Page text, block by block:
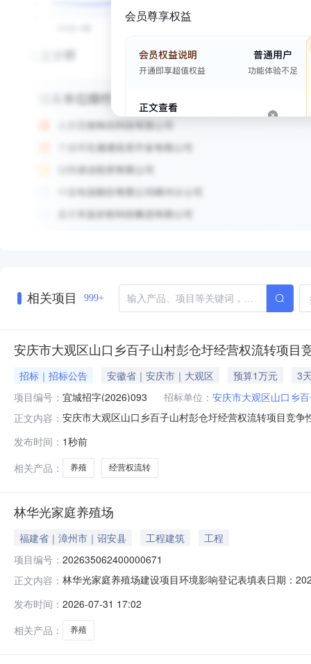
会员尊享权益
相关项目 999+
安庆市大观区山口乡百子山村彭仓圩经营权流转项目
招标｜招标公告 安徽省｜安庆市｜大观区 预算1万元
3
项目编号： 宜城招字(2026)093 招标单位： 安庆市大观区山口乡
正文内容： 安庆市大观区山口乡百子山村彭仓圩经营权流转项目竞
（2026）093项目名称：安庆市大观区山口乡百子山村
面积（亩）用途单价底价（
发布时间： 1秒前
相关产品：
养殖 经营权流转
林华光家庭养殖场
福建省｜漳州市｜诏安县 工程建筑
工程
项目编号： 202635062400000671
正文内容： 林华光家庭养殖场建设项目环境影响登记表填表日期：
价分类管理名录》中应当填报环境影响登记表的建设项
向
发布时间： 2026-07-31 17:02
相关产品：
养殖